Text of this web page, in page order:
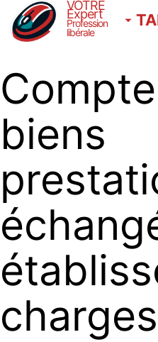
VOTRE
Expert
Profession
libérale
charges